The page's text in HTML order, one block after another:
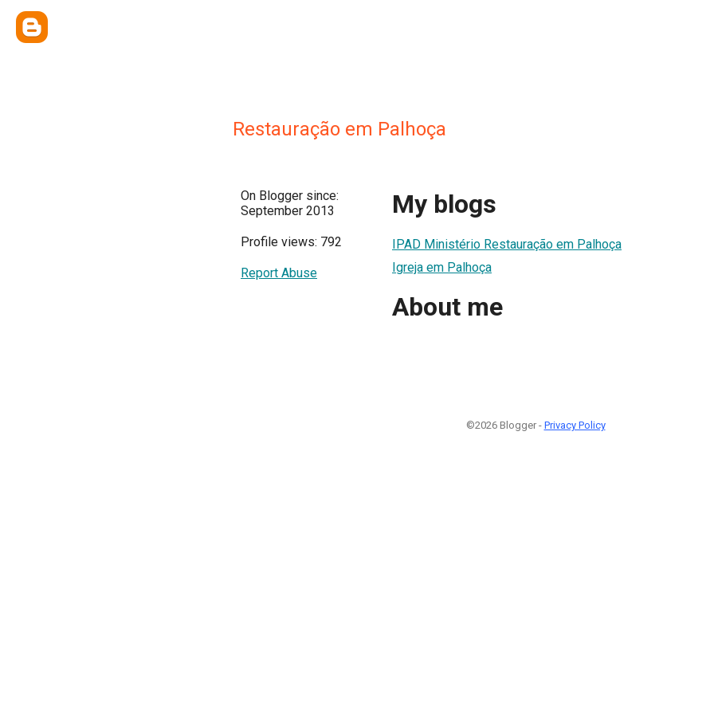
Restauração em Palhoça
On Blogger since:
September 2013
Profile views: 792
Report Abuse
My blogs
IPAD Ministério Restauração em Palhoça
Igreja em Palhoça
About me
©2026 Blogger - Privacy Policy